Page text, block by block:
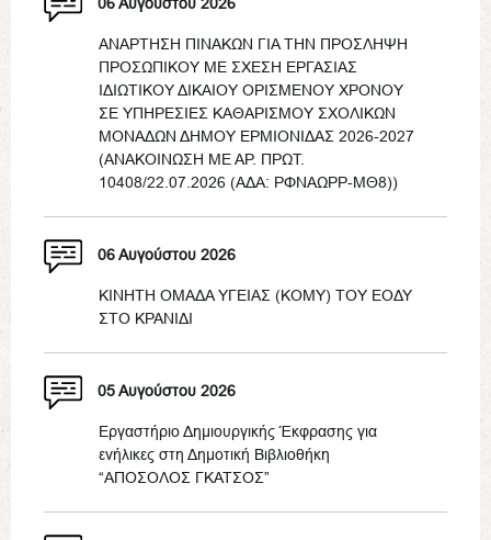
06 Αυγούστου 2026
ΑΝΑΡΤΗΣΗ ΠΙΝΑΚΩΝ ΓΙΑ ΤΗΝ ΠΡΟΣΛΗΨΗ
ΠΡΟΣΩΠΙΚΟΥ ΜΕ ΣΧΕΣΗ ΕΡΓΑΣΙΑΣ
ΙΔΙΩΤΙΚΟΥ ΔΙΚΑΙΟΥ ΟΡΙΣΜΕΝΟΥ ΧΡΟΝΟΥ
ΣΕ ΥΠΗΡΕΣΙΕΣ ΚΑΘΑΡΙΣΜΟΥ ΣΧΟΛΙΚΩΝ
ΜΟΝΑΔΩΝ ΔΗΜΟΥ ΕΡΜΙΟΝΙΔΑΣ 2026-2027
(ΑΝΑΚΟΙΝΩΣΗ ΜΕ ΑΡ. ΠΡΩΤ.
10408/22.07.2026 (ΑΔΑ: ΡΦΝΑΩΡΡ-ΜΘ8))
06 Αυγούστου 2026
ΚΙΝΗΤΗ ΟΜΑΔΑ ΥΓΕΙΑΣ (ΚΟΜΥ) ΤΟΥ ΕΟΔΥ
ΣΤΟ ΚΡΑΝΙΔΙ
05 Αυγούστου 2026
Εργαστήριο Δημιουργικής Έκφρασης για
ενήλικες στη Δημοτική Βιβλιοθήκη
“ΑΠΟΣΟΛΟΣ ΓΚΑΤΣΟΣ”